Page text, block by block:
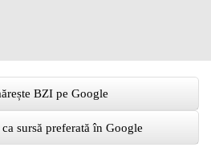
BZI pe Google
sursă preferată în Google